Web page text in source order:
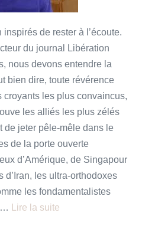
de rester à l’écoute.
du journal Libération
nous devons entendre la
bien dire, toute révérence
croyants les plus convaincus,
les alliés les plus zélés
de jeter pêle-mêle dans le
de la porte ouverte
d’Amérique, de Singapour
les ultra-orthodoxes
les fondamentalistes
Lire la suite